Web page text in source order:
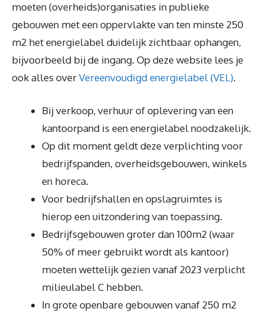
moeten (overheids)organisaties in publieke
gebouwen met een oppervlakte van ten minste 250
m2 het energielabel duidelijk zichtbaar ophangen,
bijvoorbeeld bij de ingang. Op deze website lees je
ook alles overVereenvoudigd energielabel (VEL).
Bij verkoop, verhuur of oplevering van een
kantoorpand is een energielabel noodzakelijk.
Op dit moment geldt deze verplichting voor
bedrijfspanden, overheidsgebouwen, winkels
en horeca.
Voor bedrijfshallen en opslagruimtes is
hierop een uitzondering van toepassing.
Bedrijfsgebouwen groter dan 100m2 (waar
50% of meer gebruikt wordt als kantoor)
moeten wettelijk gezien vanaf 2023 verplicht
milieulabel C hebben.
In grote openbare gebouwen vanaf 250 m2